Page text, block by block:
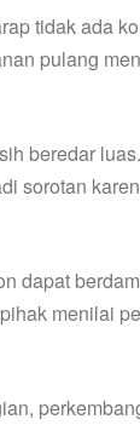
tidak ada
pulang
beredar
sorotan
dapat
menilai